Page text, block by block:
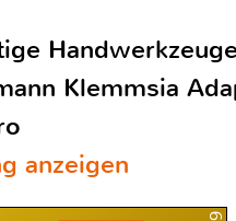
Handwerkzeuge
Klemmsia
anzeigen